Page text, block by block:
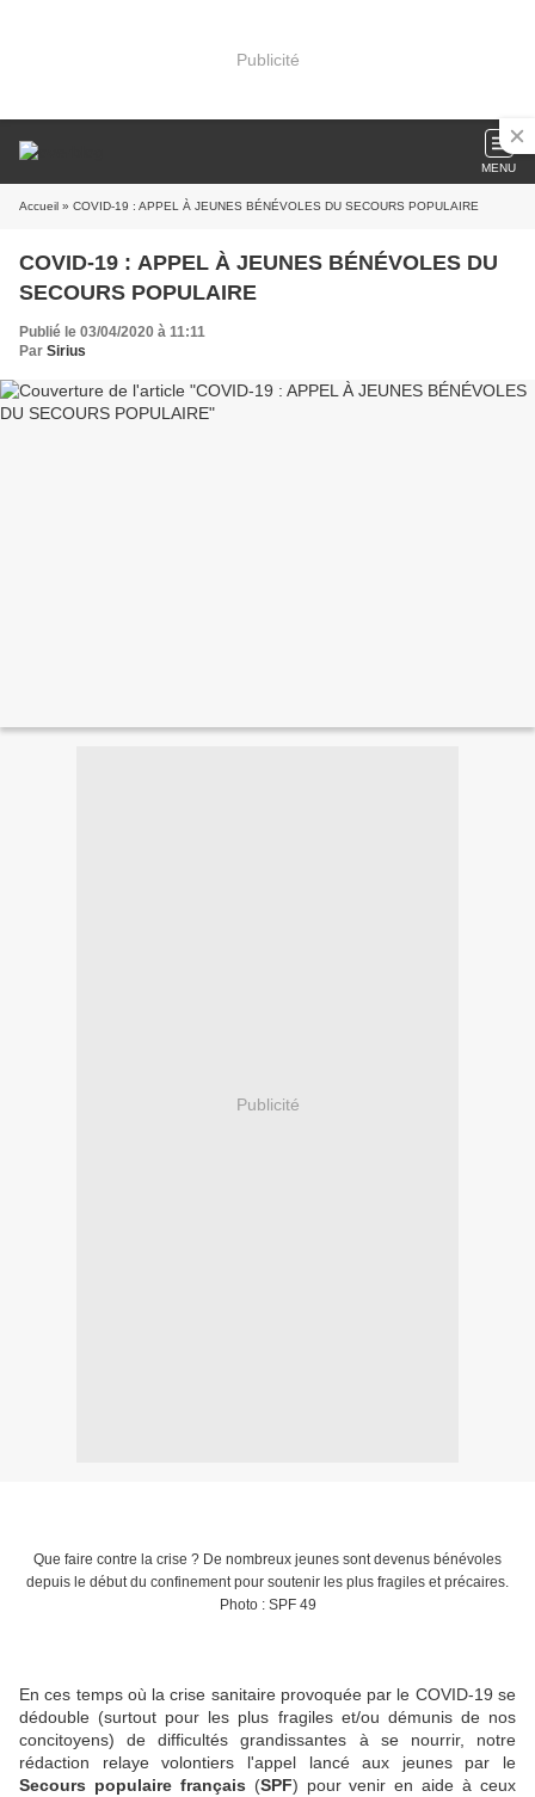
Publicité
MENU
Accueil » COVID-19 : APPEL À JEUNES BÉNÉVOLES DU SECOURS POPULAIRE
COVID-19 : APPEL À JEUNES BÉNÉVOLES DU
SECOURS POPULAIRE
Publié le 03/04/2020 à 11:11
Par Sirius
Publicité
Que faire contre la crise ? De nombreux jeunes sont devenus bénévoles
depuis le début du confinement pour soutenir les plus fragiles et précaires.
Photo : SPF 49
En ces temps où la crise sanitaire provoquée par le COVID-19 se
dédouble (surtout pour les plus fragiles et/ou démunis de nos
concitoyens) de difficultés grandissantes à se nourrir, notre
rédaction relaye volontiers l'appel lancé aux jeunes par le
Secours populaire français (SPF) pour venir en aide à ceux